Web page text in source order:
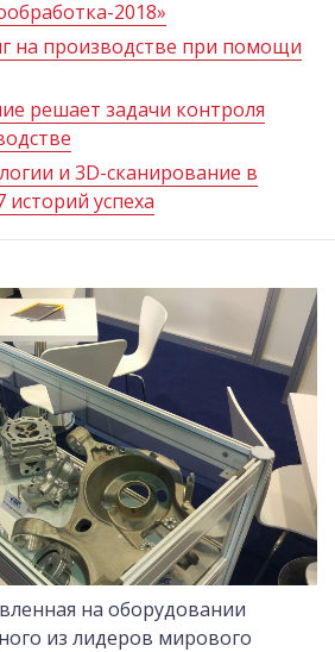
2018»
на производстве при помощи
решает задачи контроля
и 3D-сканирование в
успеха
на оборудовании
из лидеров мирового